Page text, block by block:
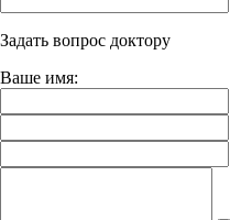
Задать вопрос доктору
Ваше имя: